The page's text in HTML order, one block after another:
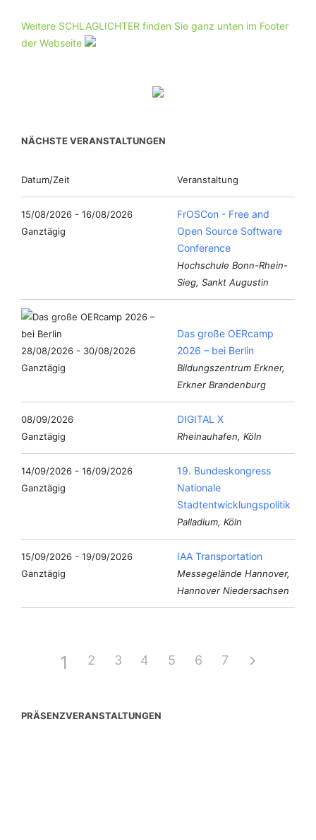
Weitere SCHLAGLICHTER finden Sie ganz unten im Footer
der Webseite
NÄCHSTE VERANSTALTUNGEN
Datum/Zeit Veranstaltung
15/08/2026 - 16/08/2026
Ganztägig
FrOSCon - Free and
Open Source Software
Conference
Hochschule Bonn-Rhein-
Sieg, Sankt Augustin
28/08/2026 - 30/08/2026
Ganztägig
Das große OERcamp
2026 – bei Berlin
Bildungszentrum Erkner,
Erkner Brandenburg
08/09/2026
Ganztägig
DIGITAL X
Rheinauhafen, Köln
14/09/2026 - 16/09/2026
Ganztägig
19. Bundeskongress
Nationale
Stadtentwicklungspolitik
Palladium, Köln
15/09/2026 - 19/09/2026
Ganztägig
IAA Transportation
Messegelände Hannover,
Hannover Niedersachsen
1 2 3 4 5 6 7
PRÄSENZVERANSTALTUNGEN